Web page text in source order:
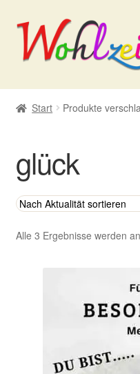
Zur
Navigation
springen
Zum
Inhalt
springen
Start
Datenschutzerklärung
Deine Auswahl
Digitale
Gutscheine und Aktionen
Start Produkte
glück
Alle 3 Ergebnisse werden